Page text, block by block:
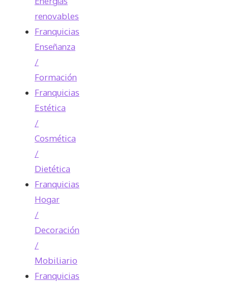
renovables
Franquicias
Enseñanza
/
Formación
Franquicias
Estética
/
Cosmética
/
Dietética
Franquicias
Hogar
/
Decoración
/
Mobiliario
Franquicias